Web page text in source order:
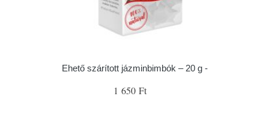
Ehető szárított jázminbimbók – 20 g -
1 650 Ft